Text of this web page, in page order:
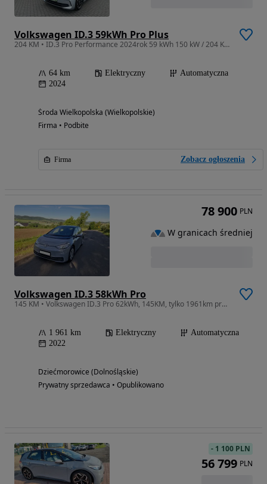
Volkswagen ID.3 59kWh Pro Plus
204 KM • ID.3 Pro Performance 2024rok 59 kWh 150 kW / 204 KM
64 km Elektryczny
Automatyczna
2024
Środa Wielkopolska (Wielkopolskie)
Firma • Podbite
Firma Zobacz ogłoszenia
Volkswagen ID.3 58kWh Pro
145 KM • Volkswagen ID.3 Pro 62kWh, 145KM, tylko 1961km przebiegu
1 961 km Elektryczny
Automatyczna
2022
Dziećmorowice (Dolnośląskie)
Prywatny sprzedawca • Opublikowano
78 900 PLN
W granicach średniej
- 1 100 PLN
56 799 PLN